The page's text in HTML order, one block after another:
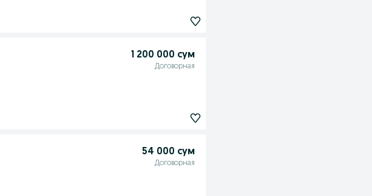
1 200 000 сум
Договорная
54 000 сум
Договорная